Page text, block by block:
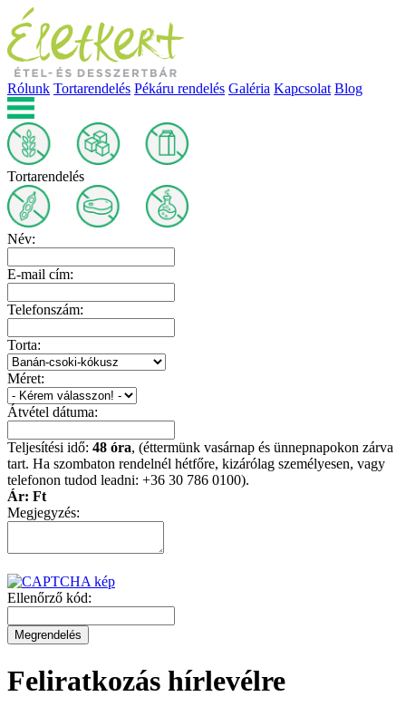
Rólunk Tortarendelés Pékáru rendelés Galéria Kapcsolat Blog
Tortarendelés
Név:
E-mail cím:
Telefonszám:
Torta:
Méret:
Átvétel dátuma:
Teljesítési idő: 48 óra, (éttermünk vasárnap és ünnepnapokon zárva
tart. Ha szombaton rendelnél hétfőre, kizárólag személyesen, vagy
telefonon tudod leadni: +36 30 786 0100).
Ár: Ft
Megjegyzés:
Ellenőrző kód:
Feliratkozás hírlevélre